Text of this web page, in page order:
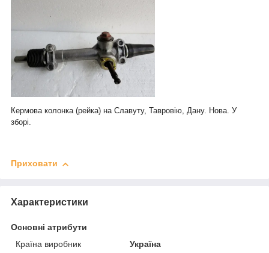
Кермова колонка (рейка) на Славуту, Тавровію, Дану. Нова. У
зборі.
Приховати
Характеристики
Основні атрибути
Країна виробник
Україна